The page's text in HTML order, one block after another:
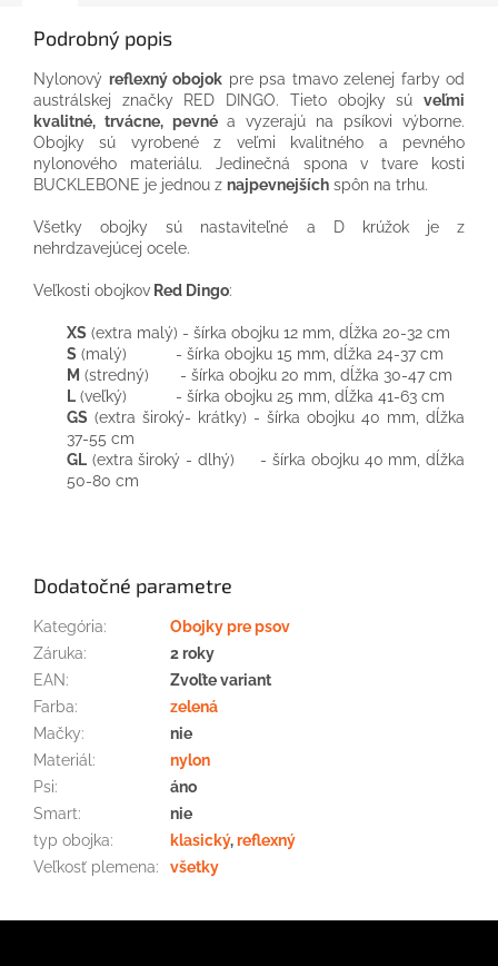
Podrobný popis
Nylonový reflexný obojok pre psa tmavo zelenej farby od
austrálskej značky RED DINGO. Tieto obojky sú veľmi
kvalitné, trvácne, pevné a vyzerajú na psíkovi výborne.
Obojky sú vyrobené z veľmi kvalitného a pevného
nylonového materiálu. Jedinečná spona v tvare kosti
BUCKLEBONE je jednou z najpevnejších spôn na trhu.
Všetky obojky sú nastaviteľné a D krúžok je z
nehrdzavejúcej ocele.
Veľkosti obojkov Red Dingo:
XS (extra malý) - šírka obojku 12 mm, dĺžka 20-32 cm
S (malý) - šírka obojku 15 mm, dĺžka 24-37 cm
M (stredný) - šírka obojku 20 mm, dĺžka 30-47 cm
L (veľký) - šírka obojku 25 mm, dĺžka 41-63 cm
GS (extra široký- krátky) - šírka obojku 40 mm, dĺžka
37-55 cm
GL (extra široký - dlhý) - šírka obojku 40 mm, dĺžka
50-80 cm
Dodatočné parametre
Kategória:
Obojky pre psov
Záruka:
2 roky
EAN:
Zvoľte variant
Farba:
zelená
Mačky:
nie
Materiál :
nylon
Psi:
áno
Smart:
nie
typ obojka: klasický,reflexný
Veľkosť plemena: všetky